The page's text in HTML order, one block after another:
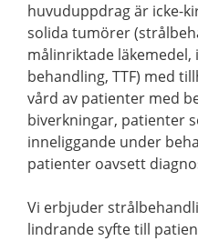
huvuduppdrag är icke-
solida tumörer
målinriktade
behandling, TTF) med
vård av patienter med
biverkningar, patienter
inneliggande under
patienter oavsett
Vi erbjuder
lindrande syfte till